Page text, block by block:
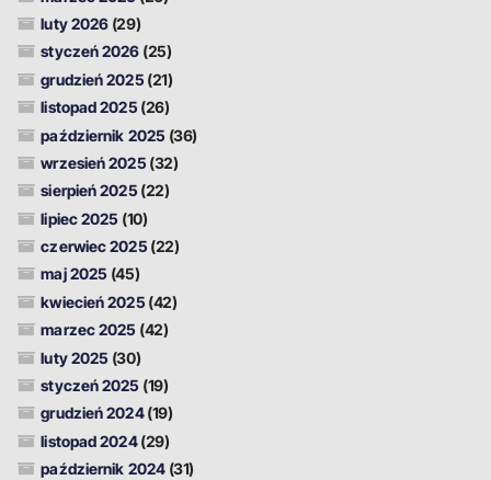
luty 2026 (29)
styczeń 2026 (25)
grudzień 2025 (21)
listopad 2025 (26)
październik 2025 (36)
wrzesień 2025 (32)
sierpień 2025 (22)
lipiec 2025 (10)
czerwiec 2025 (22)
maj 2025 (45)
kwiecień 2025 (42)
marzec 2025 (42)
luty 2025 (30)
styczeń 2025 (19)
grudzień 2024(19)
listopad 2024(29)
październik 2024(31)